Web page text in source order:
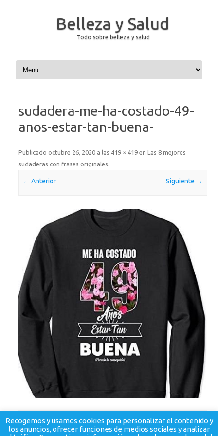
Belleza y Salud
Todo sobre belleza y salud
Saltar al contenido
sudadera-me-ha-costado-49-
anos-estar-tan-buena-
Publicado octubre 26, 2020 a las 419 × 419 en Las 8 mejores
sudaderas con frases originales.
← Anterior Siguiente →
Recogemos y usamos cookies para personalizar el contenido y
los anuncios, ofrecer funciones de medios sociales y analizar